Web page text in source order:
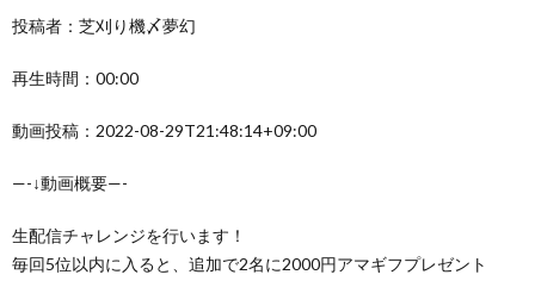
投稿者：芝刈り機〆夢幻
再生時間：00:00
動画投稿：2022-08-29T21:48:14+09:00
—-↓動画概要—-
生配信チャレンジを行います！
毎回5位以内に入ると、追加で2名に2000円アマギフプレゼント